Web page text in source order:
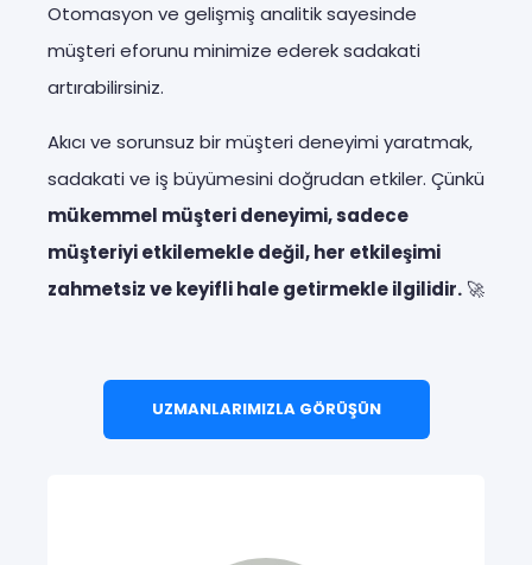
Otomasyon ve gelişmiş analitik sayesinde
müşteri eforunu minimize ederek sadakati
artırabilirsiniz.
Akıcı ve sorunsuz bir müşteri deneyimi yaratmak,
sadakati ve iş büyümesini doğrudan etkiler. Çünkü
mükemmel müşteri deneyimi, sadece
müşteriyi etkilemekle değil, her etkileşimi
zahmetsiz ve keyifli hale getirmekle ilgilidir. 🚀
UZMANLARIMIZLA GÖRÜŞÜN